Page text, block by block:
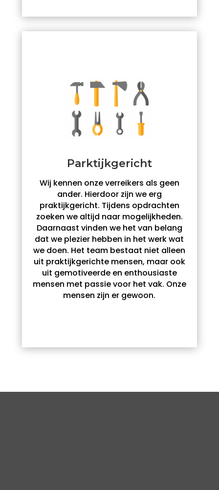
Parktijkgericht
Wij kennen onze verreikers als geen
ander. Hierdoor zijn we erg
praktijkgericht. Tijdens opdrachten
zoeken we altijd naar mogelijkheden.
Daarnaast vinden we het van belang
dat we plezier hebben in het werk wat
we doen. Het team bestaat niet alleen
uit praktijkgerichte mensen, maar ook
uit gemotiveerde en enthousiaste
mensen met passie voor het vak. Onze
mensen zijn er gewoon.